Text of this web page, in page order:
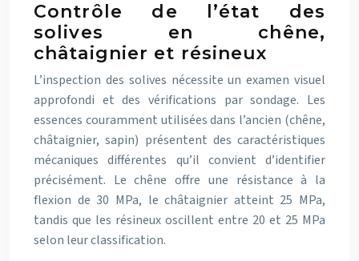
Contrôle de l’état des
solives en chêne,
châtaignier et résineux
L’inspection des solives nécessite un examen visuel
approfondi et des vérifications par sondage. Les
essences couramment utilisées dans l’ancien (chêne,
châtaignier, sapin) présentent des caractéristiques
mécaniques différentes qu’il convient d’identifier
précisément. Le chêne offre une résistance à la
flexion de 30 MPa, le châtaignier atteint 25 MPa,
tandis que les résineux oscillent entre 20 et 25 MPa
selon leur classification.